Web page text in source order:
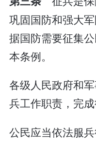
巩固国防和强大
据国防需要征集
本条例。
各级人民政府和
兵工作职责，完成
公民应当依法服